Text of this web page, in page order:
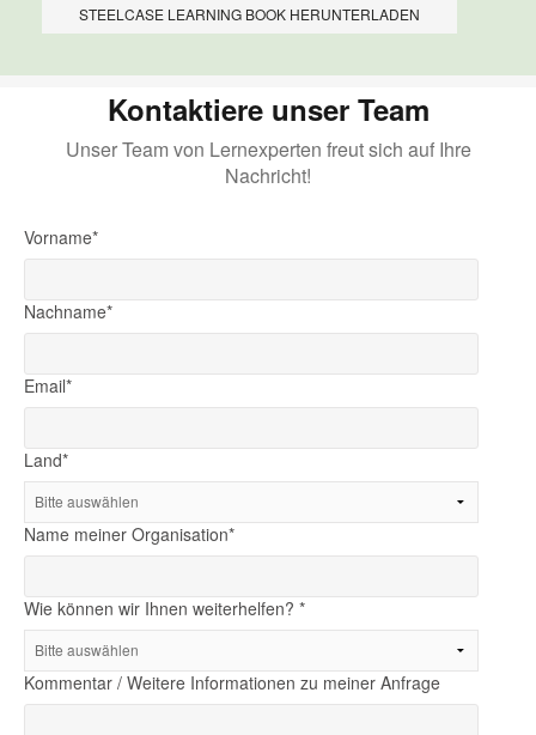
STEELCASE LEARNING BOOK HERUNTERLADEN
Kontaktiere unser Team
Unser Team von Lernexperten freut sich auf Ihre
Nachricht!
Vorname*
Nachname*
Email*
Land*
Name meiner Organisation*
Wie können wir Ihnen weiterhelfen? *
Kommentar / Weitere Informationen zu meiner Anfrage